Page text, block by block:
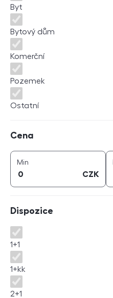
Byt
Bytový dům
Komerční
Pozemek
Ostatní
Cena
Min
CZK
Dispozice
Dispozice
1+1
1+kk
2+1